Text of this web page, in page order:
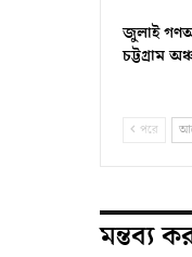
জুলাই
চট্টগ্রাম
পরে
মন্তব্য